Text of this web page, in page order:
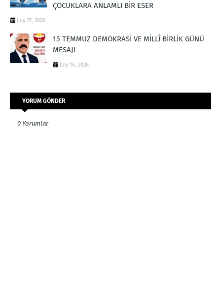
ÇOCUKLARA ANLAMLI BİR ESER
July 17, 2026
15 TEMMUZ DEMOKRASİ VE MİLLÎ BİRLİK GÜNÜ
MESAJI
July 14, 2026
YORUM GÖNDER
0 Yorumlar